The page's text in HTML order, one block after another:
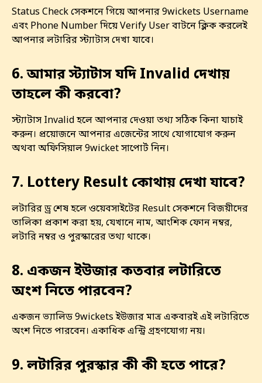
Status Check সেকশনে গিয়ে আপনার 9wickets Username
এবং Phone Number দিয়ে Verify User বাটনে ক্লিক করলেই
আপনার লটারির স্ট্যাটাস দেখা যাবে।
6. আমার স্ট্যাটাস যদি Invalid দেখায়
তাহলে কী করবো?
স্ট্যাটাস Invalid হলে আপনার দেওয়া তথ্য সঠিক কিনা যাচাই
করুন। প্রয়োজনে আপনার এজেন্টের সাথে যোগাযোগ করুন
অথবা অফিসিয়াল 9wicket সাপোর্ট নিন।
7. Lottery Result কোথায় দেখা যাবে?
লটারির ড্র শেষ হলে ওয়েবসাইটের Result সেকশনে বিজয়ীদের
তালিকা প্রকাশ করা হয়, যেখানে নাম, আংশিক ফোন নম্বর,
লটারি নম্বর ও পুরস্কারের তথ্য থাকে।
8. একজন ইউজার কতবার লটারিতে
অংশ নিতে পারবেন?
একজন ভ্যালিড 9wickets ইউজার মাত্র একবারই এই লটারিতে
অংশ নিতে পারবেন। একাধিক এন্ট্রি গ্রহণযোগ্য নয়।
9. লটারির পুরস্কার কী কী হতে পারে?